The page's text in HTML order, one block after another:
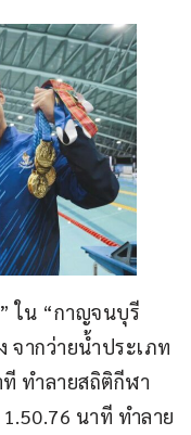
ใน “กาญจนบุรี
จากว่ายน้ำประเภท
ที ทำลายสถิติกีฬา
นาที ทำลาย